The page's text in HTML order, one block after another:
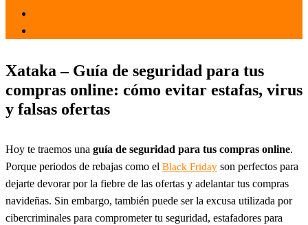
Xataka – Guía de seguridad para tus
compras online: cómo evitar estafas, virus
y falsas ofertas
Hoy te traemos una guía de seguridad para tus compras online.
Porque periodos de rebajas como el Black Friday son perfectos para
dejarte devorar por la fiebre de las ofertas y adelantar tus compras
navideñas. Sin embargo, también puede ser la excusa utilizada por
cibercriminales para comprometer tu seguridad, estafadores para